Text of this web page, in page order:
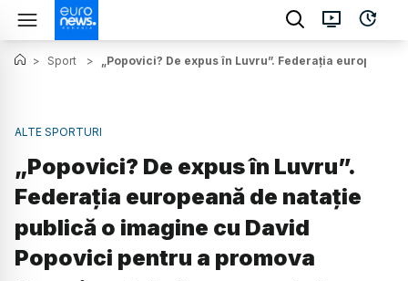
> Sport > „Popovici? De expus în Luvru”. Federația
ALTE SPORTURI
„Popovici? De expus în Luvru”.
Federația europeană de natație
publică o imagine cu David
Popovici pentru a promova